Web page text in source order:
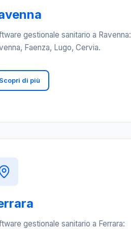
gestionale sanitario a Ravenna:
Faenza, Lugo, Cervia.
Scopri di più
gestionale sanitario a Ferrara: